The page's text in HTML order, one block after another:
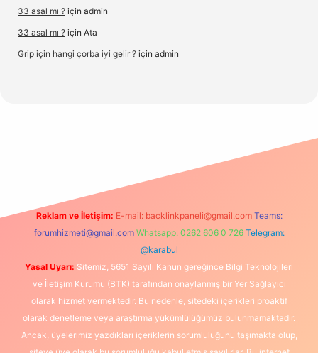
33 asal mı ? için admin
33 asal mı ? için Ata
Grip için hangi çorba iyi gelir ? için admin
Reklam ve İletişim: E-mail: backlinkpaneli@gmail.com Teams:
forumhizmeti@gmail.com Whatsapp: 0262 606 0 726 Telegram:
@karabul
Yasal Uyarı: Sitemiz, 5651 Sayılı Kanun gereğince Bilgi Teknolojileri
ve İletişim Kurumu (BTK) tarafından onaylanmış bir Yer Sağlayıcı
olarak hizmet vermektedir. Bu nedenle, sitedeki içerikleri proaktif
olarak denetleme veya araştırma yükümlülüğümüz bulunmamaktadır.
Ancak, üyelerimiz yazdıkları içeriklerin sorumluluğunu taşımakta olup,